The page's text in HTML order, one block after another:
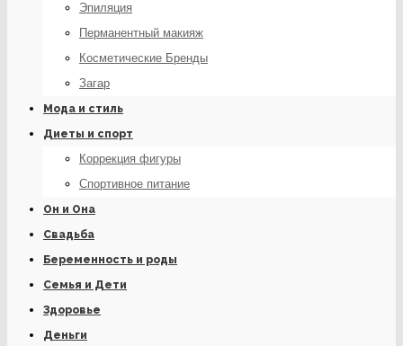
Эпиляция
Перманентный макияж
Косметические Бренды
Загар
Мода и стиль
Диеты и спорт
Коррекция фигуры
Спортивное питание
Он и Она
Свадьба
Беременность и роды
Семья и Дети
Здоровье
Деньги